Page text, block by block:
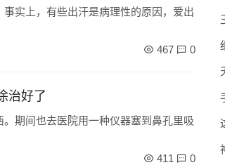
实上，有些出汗是病理性的原因，爱出
467 0
治好了
期间也去医院用一种仪器塞到鼻孔里吸
411 0